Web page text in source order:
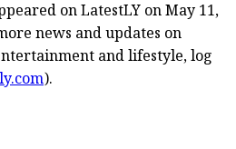
on LatestLY on May 11,
news and updates on
and lifestyle, log
).